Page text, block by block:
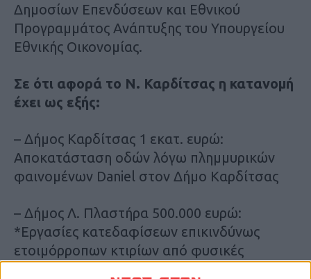
Δημοσίων Επενδύσεων και Εθνικού
Προγραμμάτος Ανάπτυξης του Υπουργείου
Εθνικής Οικονομίας.
Σε ότι αφορά το Ν. Καρδίτσας η κατανομή
έχει ως εξής:
– Δήμος Καρδίτσας 1 εκατ. ευρώ:
Αποκατάσταση οδών λόγω πλημμυρικών
φαινομένων Daniel στον Δήμο Καρδίτσας
– Δήμος Λ. Πλαστήρα 500.000 ευρώ:
*Εργασίες κατεδαφίσεων επικινδύνως
ετοιμόρροπων κτιρίων από φυσικές